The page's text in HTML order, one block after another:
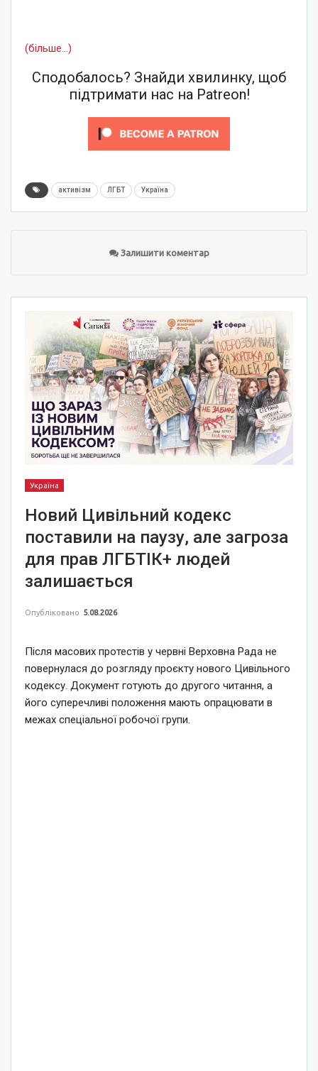
(більше…)
Сподобалось? Знайди хвилинку, щоб
підтримати нас на Patreon!
активізм ЛГБТ Україна
Залишити коментар
Україна
Новий Цивільний кодекс
поставили на паузу, але загроза
для прав ЛГБТІК+ людей
залишається
Опубліковано 5.08.2026
Після масових протестів у червні Верховна Рада не
повернулася до розгляду проєкту нового Цивільного
кодексу. Документ готують до другого читання, а
його суперечливі положення мають опрацювати в
межах спеціальної робочої групи.